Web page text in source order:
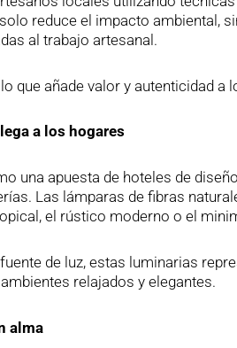
reduce el impacto ambiental,
al trabajo artesanal.
que añade valor y autenticidad a
a los hogares
una apuesta de hoteles de
Las lámparas de fibras
el rústico moderno o el
de luz, estas luminarias
relajados y elegantes.
alma